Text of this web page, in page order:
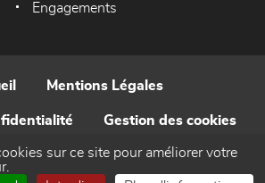
Engagements
Mentions Légales
Gestion des cookies
Contact
sur ce site pour améliorer votre